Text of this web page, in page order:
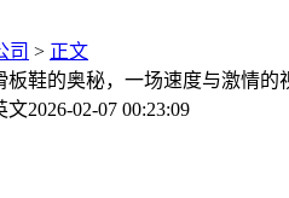
司 > 正文
鞋的奥秘，一场速度与激情的
文2026-02-07 00:23:09